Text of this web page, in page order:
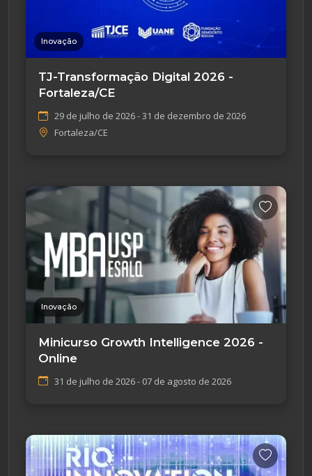
Inovação
TJ-Transformação Digital 2026 -
Fortaleza/CE
29 de julho de 2026 - 31 de dezembro de 2026
Fortaleza/CE
Inovação
Minicurso Growth Intelligence 2026 -
Online
31 de julho de 2026 - 07 de agosto de 2026